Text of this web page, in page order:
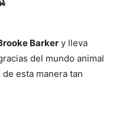
Barker y lleva
del mundo animal
de esta manera tan